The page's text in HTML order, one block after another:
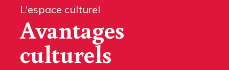
L'espace culturel
Avantages
culturels